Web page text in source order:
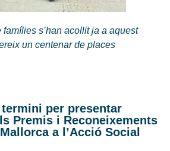
s’han acollit ja a aquest
un centenar de places
termini per presentar
Premis i Reconeixements
a l’Acció Social